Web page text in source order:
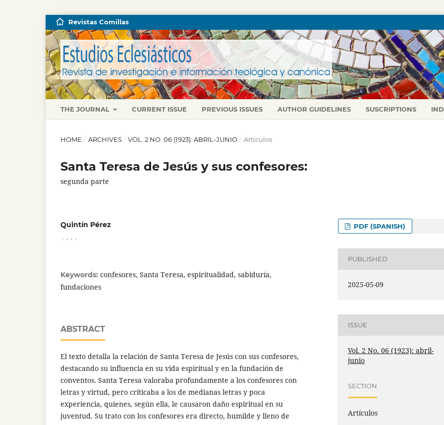
THE JOURNAL CURRENT ISSUE PREVIOUS ISSUES AUTHOR GUIDELINES SUSCRIPTIONS
Revistas Comillas
HOME / ARCHIVES / VOL. 2 NO. 06 (1923): ABRIL-JUNIO / Artículos
Santa Teresa de Jesús y sus confesores:
segunda parte
Quintín Pérez
Keywords: confesores, Santa Teresa, espiritualidad, sabiduría,
fundaciones
ABSTRACT
El texto detalla la relación de Santa Teresa de Jesús con sus confesores,
destacando su influencia en su vida espiritual y en la fundación de
conventos. Santa Teresa valoraba profundamente a los confesores con
letras y virtud, pero criticaba a los de medianas letras y poca
experiencia, quienes, según ella, le causaron daño espiritual en su
juventud. Su trato con los confesores era directo, humilde y lleno de
PDF (SPANISH)
PUBLISHED
2025-05-09
ISSUE
Vol. 2 No. 06 (1923): abril-
junio
SECTION
Artículos